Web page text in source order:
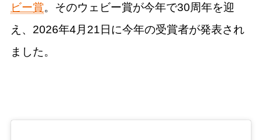
ビー賞。そのウェビー賞が今年で30周年を迎
え、2026年4月21日に今年の受賞者が発表され
ました。